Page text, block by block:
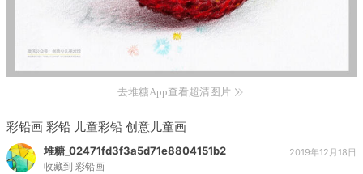
去堆糖App查看超清图片
彩铅画 彩铅 儿童彩铅 创意儿童画
堆糖_02471fd3f3a5d71e8804151b2
收藏到 彩铅画
2019年12月18日